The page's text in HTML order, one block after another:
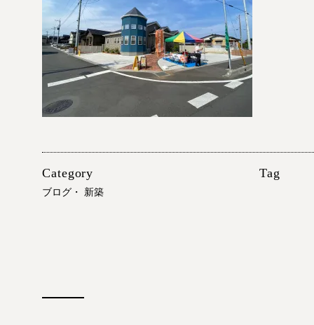
Category
ブログ ・ 新築
Tag